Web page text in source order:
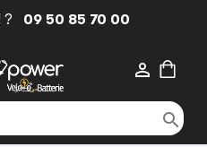
? 09 50 85 70 00

